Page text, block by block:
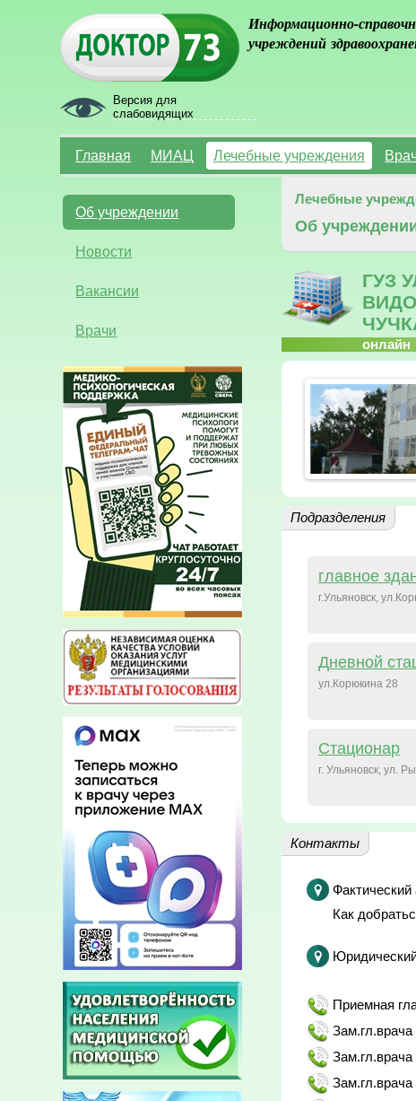
Версия для
слабовидящих
Информационно-
учреждений
Главная МИАЦ Лечебные учреждения
Об учреждении
Новости
Вакансии
Врачи
Лечебные
Об
ГУЗ
онлайн
Подразделения
главное
г.Ульяновск,
Дневной
ул.Корюкина 28
Стационар
г. Ульяновск, ул.
Контакты
Фактический
Как
Приемная
Зам.гл.врача